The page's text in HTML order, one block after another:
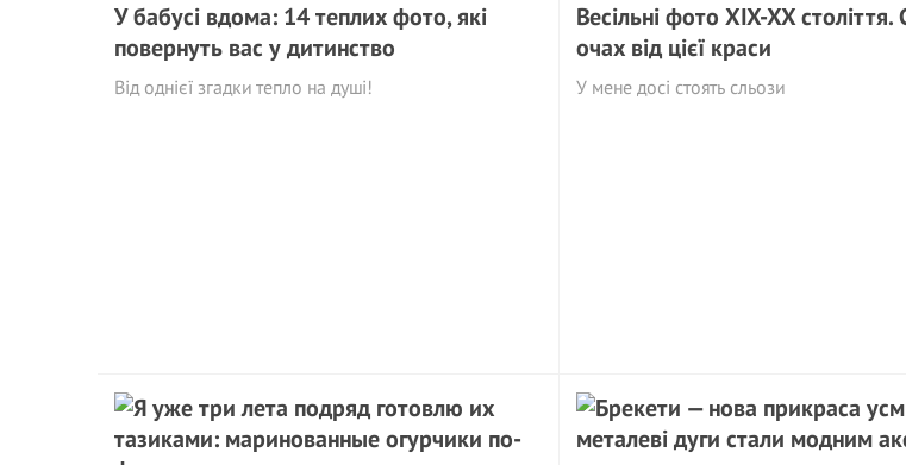
У бабусі вдома: 14 теплих фото, які
повернуть вас у дитинство
Від однієї згадки тепло на душі!
Весільні фото XIX-XX століття.
очах від цієї краси
У мене досі стоять сльози